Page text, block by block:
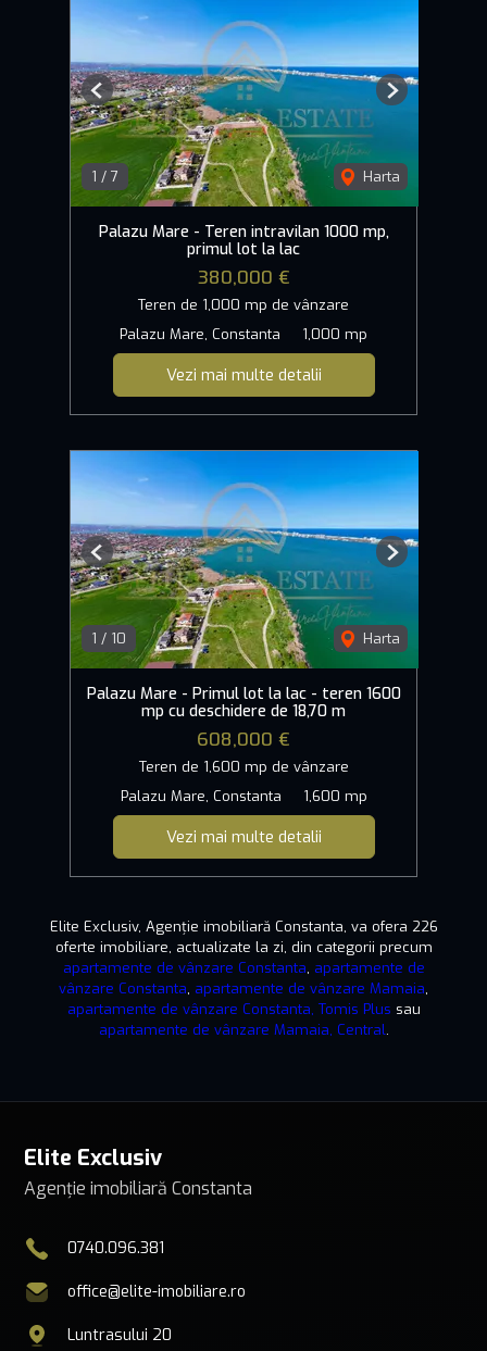
1 / 7 Harta
Previous Next
Palazu Mare - Teren intravilan 1000 mp,
primul lot la lac
380,000 €
Teren de 1,000 mp de vânzare
Palazu Mare, Constanta
1,000 mp
Vezi mai multe detalii
1 / 10 Harta
Previous Next
Palazu Mare - Primul lot la lac - teren 1600
mp cu deschidere de 18,70 m
608,000 €
Teren de 1,600 mp de vânzare
Palazu Mare, Constanta
1,600 mp
Vezi mai multe detalii
Elite Exclusiv, Agenție imobiliară Constanta, va ofera 226
oferte imobiliare, actualizate la zi, din categorii precum
apartamente de vânzare Constanta, apartamente de
vânzare Constanta, apartamente de vânzare Mamaia,
apartamente de vânzare Constanta, Tomis Plus sau
apartamente de vânzare Mamaia, Central.
Elite Exclusiv
Agenție imobiliară Constanta
0740.096.381
office@elite-imobiliare.ro
Luntrasului 20